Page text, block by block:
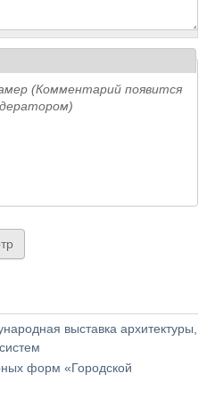
(Комментарий появится
выставка архитектуры,
форм «Городской